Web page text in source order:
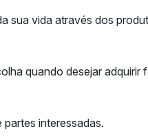
sua vida através dos
quando desejar adquirir
interessadas.